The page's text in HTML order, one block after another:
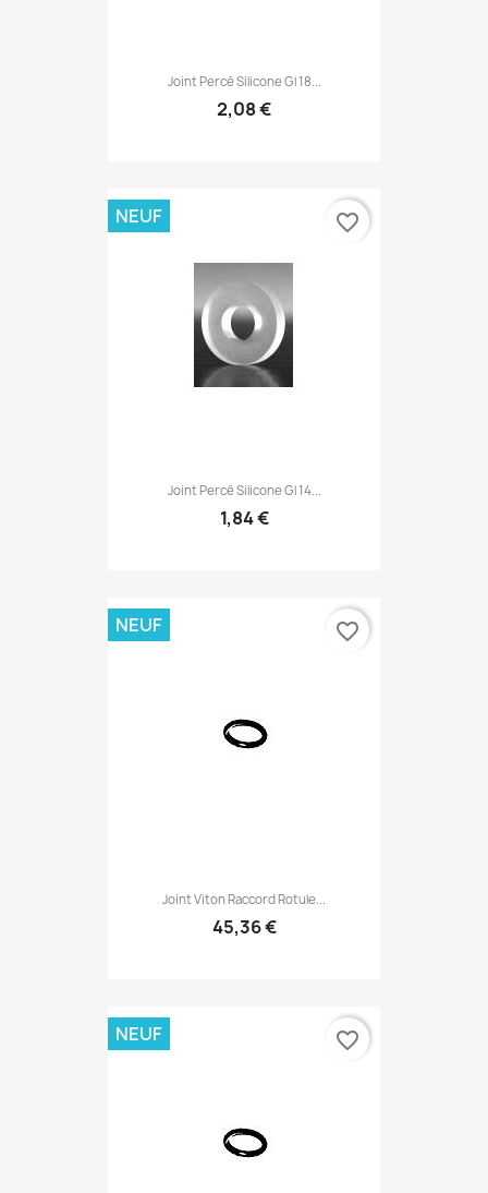
Joint Percé Silicone Gl 18...
2,08 €
Joint Percé Silicone Gl 14...
1,84 €
NEUF favorite_border
Joint Viton Raccord Rotule...
45,36 €
NEUF favorite_border
NEUF favorite_border